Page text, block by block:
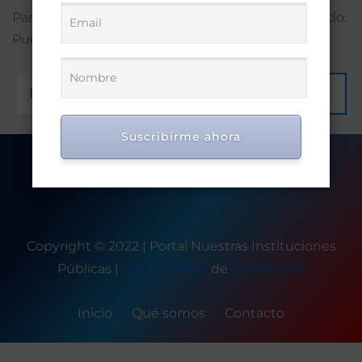
Parece que no encontramos lo que estás buscando.
Puede que una búsqueda te ayude.
Copyright © 2022 | Portal Nuestras Instituciones
Públicas | Seattle News de ThemeArile
Inicio Qué somos Contacto
Suscribirme ahora